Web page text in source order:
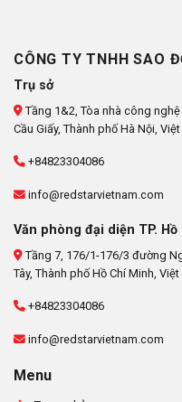
CÔNG TY TNHH SAO
Trụ sở
Tầng 1&2, Tòa nhà công
Cầu Giấy, Thành phố Hà Nội,
+84823304086
info@redstarvietnam.com
Văn phòng đại diện TP. Hồ
Tầng 7, 176/1-176/3 đường
Tây, Thành phố Hồ Chí Minh, Việt
+84823304086
info@redstarvietnam.com
Menu